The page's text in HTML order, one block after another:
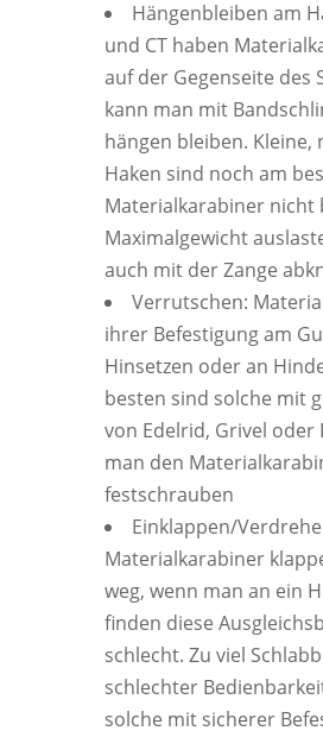
Hängenbleiben am
und CT haben
auf der Gegenseite des
kann man mit
hängen bleiben. Kleine,
Haken sind noch am
Materialkarabiner nicht
Maximalgewicht
auch mit der Zange
Verrutschen:
ihrer Befestigung am
Hinsetzen oder an
besten sind solche mit
von Edelrid, Grivel oder
man den
festschrauben
Einklappen/
Materialkarabiner
weg, wenn man an ein
finden diese
schlecht. Zu viel
schlechter
solche mit sicherer